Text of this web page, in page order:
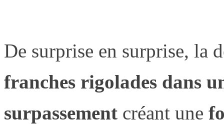
De surprise en surprise, la
franches rigolades dans
surpassement créant une